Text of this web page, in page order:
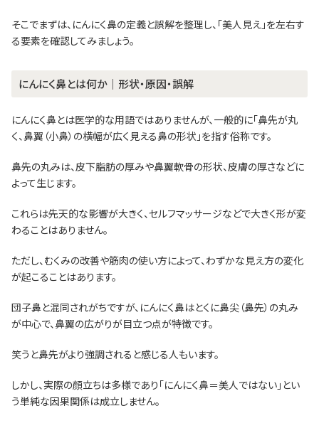
そこでまずは、にんにく鼻の定義と誤解を整理し、「美人見え」を左右す
る要素を確認してみましょう。
にんにく鼻とは何か｜形状・原因・誤解
にんにく鼻とは医学的な用語ではありませんが、一般的に「鼻先が丸
く、鼻翼（小鼻）の横幅が広く見える鼻の形状」を指す俗称です。
鼻先の丸みは、皮下脂肪の厚みや鼻翼軟骨の形状、皮膚の厚さなどに
よって生じます。
これらは先天的な影響が大きく、セルフマッサージなどで大きく形が変
わることはありません。
ただし、むくみの改善や筋肉の使い方によって、わずかな見え方の変化
が起こることはあります。
団子鼻と混同されがちですが、にんにく鼻はとくに鼻尖（鼻先）の丸み
が中心で、鼻翼の広がりが目立つ点が特徴です。
笑うと鼻先がより強調されると感じる人もいます。
しかし、実際の顔立ちは多様であり「にんにく鼻＝美人ではない」とい
う単純な因果関係は成立しません。